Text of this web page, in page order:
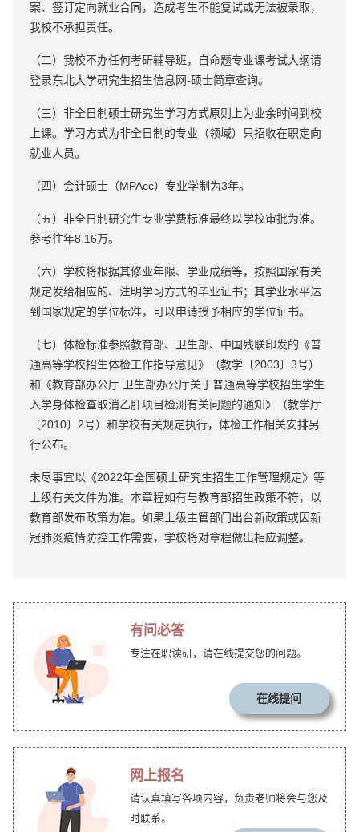
案、签订定向就业合同，造成考生不能复试或无法被录取，
我校不承担责任。
（二）我校不办任何考研辅导班，自命题专业课考试大纲请
登录东北大学研究生招生信息网-硕士简章查询。
（三）非全日制硕士研究生学习方式原则上为业余时间到校
上课。学习方式为非全日制的专业（领域）只招收在职定向
就业人员。
（四）会计硕士（MPAcc）专业学制为3年。
（五）非全日制研究生专业学费标准最终以学校审批为准。
参考往年8.16万。
（六）学校将根据其修业年限、学业成绩等，按照国家有关
规定发给相应的、注明学习方式的毕业证书；其学业水平达
到国家规定的学位标准，可以申请授予相应的学位证书。
（七）体检标准参照教育部、卫生部、中国残联印发的《普
通高等学校招生体检工作指导意见》（教学〔2003〕3号）
和《教育部办公厅 卫生部办公厅关于普通高等学校招生学生
入学身体检查取消乙肝项目检测有关问题的通知》（教学厅
〔2010〕2号）和学校有关规定执行，体检工作相关安排另
行公布。
未尽事宜以《2022年全国硕士研究生招生工作管理规定》等
上级有关文件为准。本章程如有与教育部招生政策不符，以
教育部发布政策为准。如果上级主管部门出台新政策或因新
冠肺炎疫情防控工作需要，学校将对章程做出相应调整。
有问必答
专注在职读研，请在线提交您的问题。
在线提问
网上报名
请认真填写各项内容，负责老师将会与您及
时联系。